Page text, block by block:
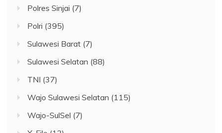
Polres Sinjai (7)
Polri (395)
Sulawesi Barat (7)
Sulawesi Selatan (88)
TNI (37)
Wajo Sulawesi Selatan (115)
Wajo-SulSel (7)